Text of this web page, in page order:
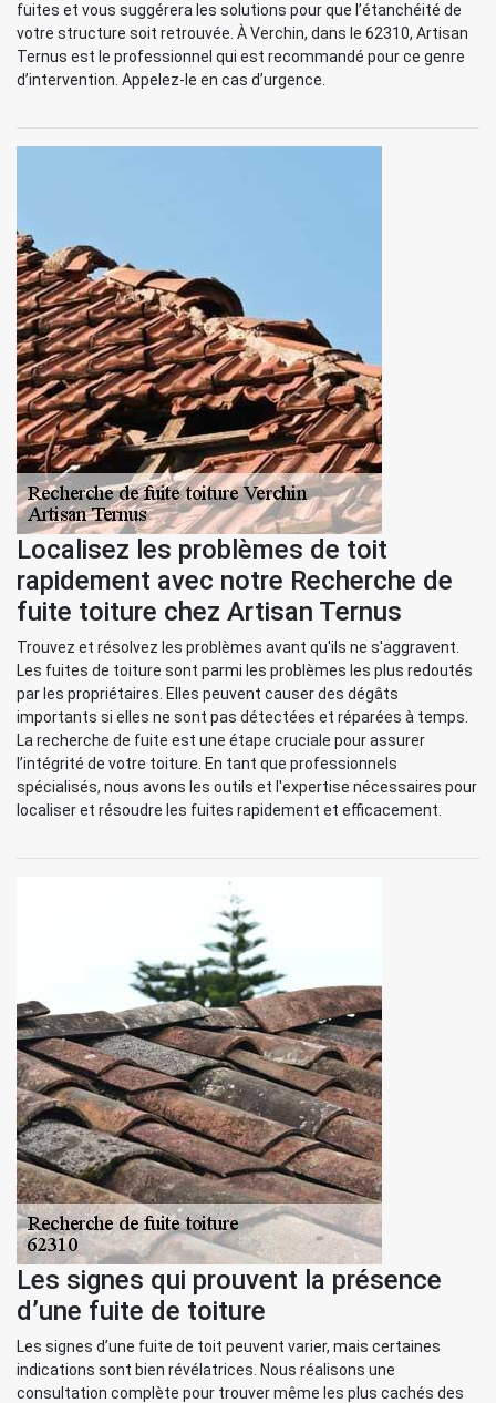
fuites et vous suggérera les solutions pour que l’étanchéité de
votre structure soit retrouvée. À Verchin, dans le 62310, Artisan
Ternus est le professionnel qui est recommandé pour ce genre
d’intervention. Appelez-le en cas d’urgence.
Localisez les problèmes de toit
rapidement avec notre Recherche de
fuite toiture chez Artisan Ternus
Trouvez et résolvez les problèmes avant qu'ils ne s'aggravent.
Les fuites de toiture sont parmi les problèmes les plus redoutés
par les propriétaires. Elles peuvent causer des dégâts
importants si elles ne sont pas détectées et réparées à temps.
La recherche de fuite est une étape cruciale pour assurer
l’intégrité de votre toiture. En tant que professionnels
spécialisés, nous avons les outils et l'expertise nécessaires pour
localiser et résoudre les fuites rapidement et efficacement.
Les signes qui prouvent la présence
d’une fuite de toiture
Les signes d’une fuite de toit peuvent varier, mais certaines
indications sont bien révélatrices. Nous réalisons une
consultation complète pour trouver même les plus cachés des